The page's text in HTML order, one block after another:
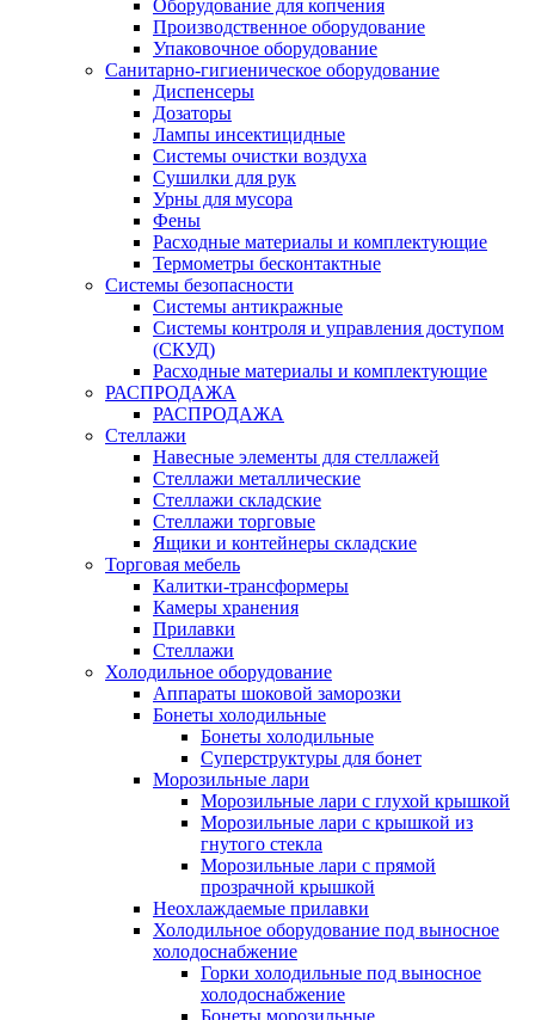
Оборудование для копчения
Производственное оборудование
Упаковочное оборудование
Санитарно-гигиеническое оборудование
Диспенсеры
Дозаторы
Лампы инсектицидные
Системы очистки воздуха
Сушилки для рук
Урны для мусора
Фены
Расходные материалы и комплектующие
Термометры бесконтактные
Системы безопасности
Системы антикражные
Системы контроля и управления доступом
(СКУД)
Расходные материалы и комплектующие
РАСПРОДАЖА
РАСПРОДАЖА
Стеллажи
Навесные элементы для стеллажей
Стеллажи металлические
Стеллажи складские
Стеллажи торговые
Ящики и контейнеры складские
Торговая мебель
Калитки-трансформеры
Камеры хранения
Прилавки
Стеллажи
Холодильное оборудование
Аппараты шоковой заморозки
Бонеты холодильные
Бонеты холодильные
Суперструктуры для бонет
Морозильные лари
Морозильные лари с глухой крышкой
Морозильные лари с крышкой из
гнутого стекла
Морозильные лари с прямой
прозрачной крышкой
Неохлаждаемые прилавки
Холодильное оборудование под выносное
холодоснабжение
Горки холодильные под выносное
холодоснабжение
Бонеты морозильные